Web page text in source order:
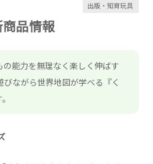
出版・知育玩具
商品情報
能力を無理なく楽しく伸ばす
ながら世界地図が学べる『く